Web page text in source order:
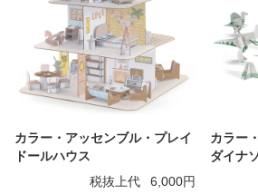
カラー・アッセンブル・プレイ
ドールハウス
税抜上代
6,000円
カラー
ダイナ